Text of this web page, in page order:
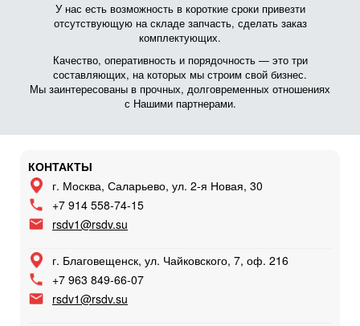
У нас есть возможность в короткие сроки привезти
отсутствующую на складе запчасть, сделать заказ
комплектующих.
Качество, оперативность и порядочность — это три
составляющих, на которых мы строим свой бизнес.
Мы заинтересованы в прочных, долговременных отношениях
с Нашими партнерами.
КОНТАКТЫ
г. Москва, Саларьево, ул. 2-я Новая, 30
+7 914 558-74-15
rsdv1@rsdv.su
г. Благовещенск, ул. Чайковского, 7, оф. 216
+7 963 849-66-07
rsdv1@rsdv.su